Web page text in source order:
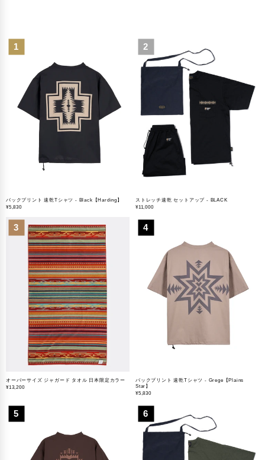
1
バックプリント 速乾Tシャツ - Black【Harding】
¥5,830
2
ストレッチ速乾 セットアップ - BLACK
¥11,000
3
オーバーサイズ ジャガード タオル 日本限定カラー
¥13,200
4
バックプリント 速乾Tシャツ - Grege【Plains
Star】
¥5,830
5 6